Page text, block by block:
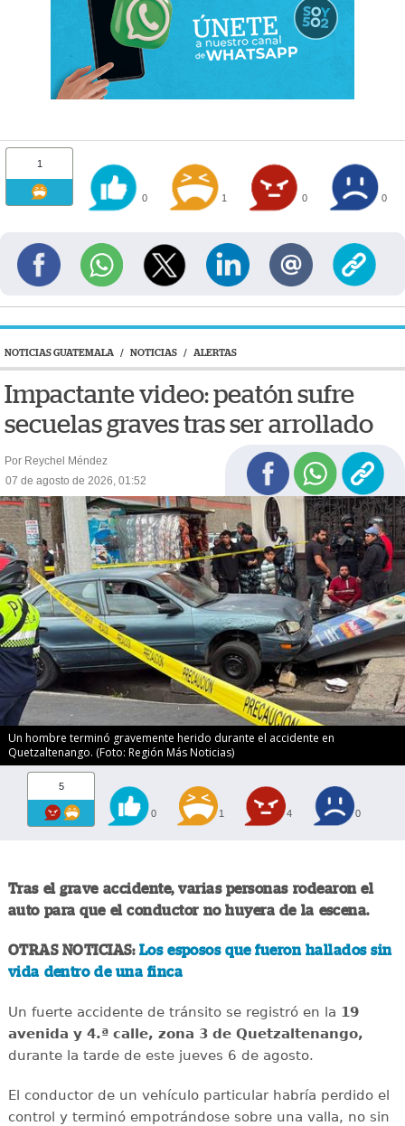
1
0 1 0 0
NOTICIAS GUATEMALA / NOTICIAS / ALERTAS
Impactante video: peatón sufre
secuelas graves tras ser arrollado
Por Reychel Méndez
07 de agosto de 2026, 01:52
Un hombre terminó gravemente herido durante el accidente en
Quetzaltenango. (Foto: Región Más Noticias)
5
0 1 4 0
Tras el grave accidente, varias personas rodearon el
auto para que el conductor no huyera de la escena.
OTRAS NOTICIAS: Los esposos que fueron hallados sin
vida dentro de una finca
Un fuerte accidente de tránsito se registró en la 19
avenida y 4.ª calle, zona 3 de Quetzaltenango,
durante la tarde de este jueves 6 de agosto.
El conductor de un vehículo particular habría perdido el
control y terminó empotrándose sobre una valla, no sin